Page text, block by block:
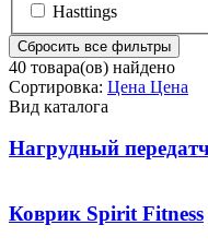
Hasttings
Сбросить все фильтры
40 товара(ов) найдено
Сортировка: Цена Цена
Вид каталога
Нагрудный
Коврик Spirit Fitness